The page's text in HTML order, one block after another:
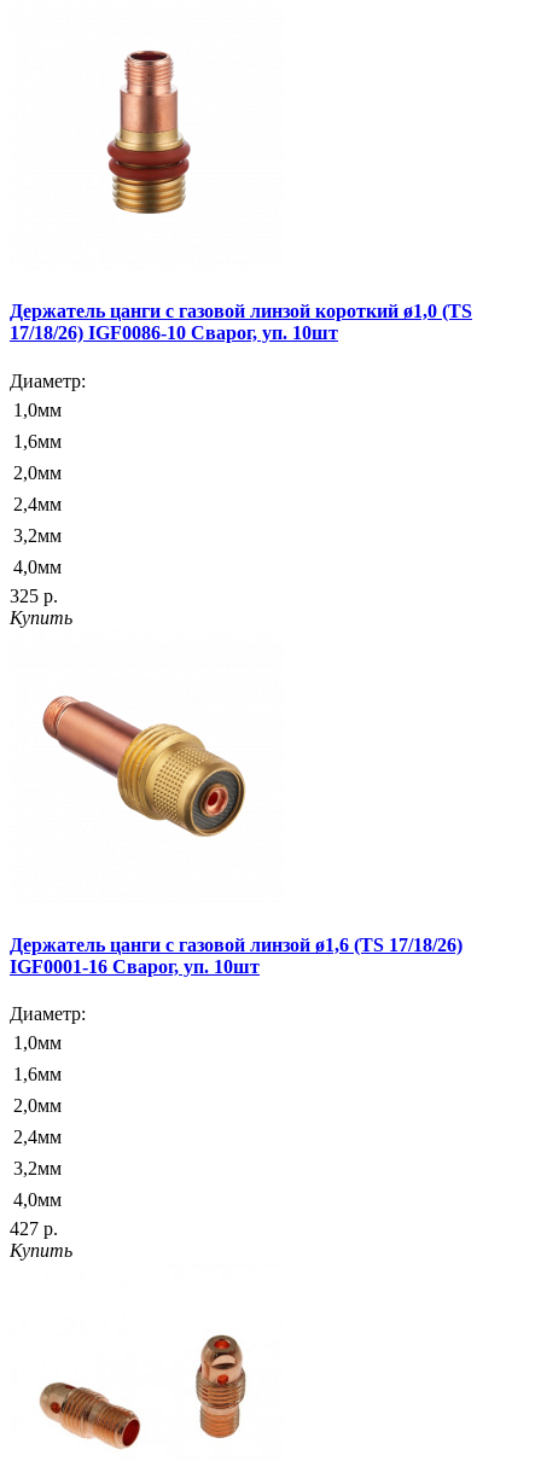
Держатель цанги c газовой линзой короткий ø1,0 (TS
17/18/26) IGF0086-10 Сварог, уп. 10шт
Диаметр:
1,0мм
1,6мм
2,0мм
2,4мм
3,2мм
4,0мм
325 р.
Купить
Держатель цанги c газовой линзой ø1,6 (TS 17/18/26)
IGF0001-16 Сварог, уп. 10шт
Диаметр:
1,0мм
1,6мм
2,0мм
2,4мм
3,2мм
4,0мм
427 р.
Купить